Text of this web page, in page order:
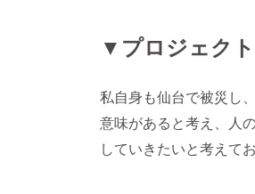
▼プロジェク
私自身も仙台で被災し
意味があると考え、人
していきたいと考えてお